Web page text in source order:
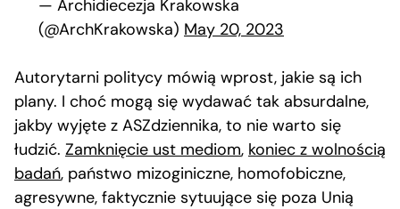
— Archidiecezja Krakowska
(@ArchKrakowska) May 20, 2023
Autorytarni politycy mówią wprost, jakie są ich
plany. I choć mogą się wydawać tak absurdalne,
jakby wyjęte z ASZdziennika, to nie warto się
łudzić. Zamknięcie ust mediom, koniec z wolnością
badań, państwo mizoginiczne, homofobiczne,
agresywne, faktycznie sytuujące się poza Unią